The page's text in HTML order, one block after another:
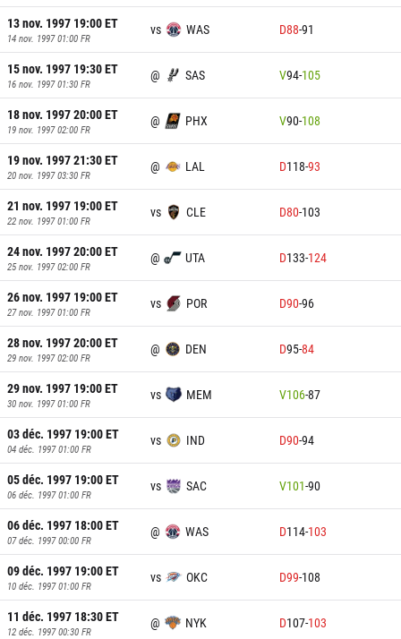
13 nov. 1997 19:00ET
14 nov. 1997 01:00 FR
vs WAS D88-91
15 nov. 1997 19:30ET
16 nov. 1997 01:30 FR
@ SAS V94-105
18 nov. 1997 20:00ET
19 nov. 1997 02:00 FR
@ PHX V90-108
19 nov. 1997 21:30ET
20 nov. 1997 03:30 FR
@ LAL D118-93
21 nov. 1997 19:00ET
22 nov. 1997 01:00 FR
vs CLE D80-103
24 nov. 1997 20:00ET
25 nov. 1997 02:00 FR
@ UTA D133-124
26 nov. 1997 19:00ET
27 nov. 1997 01:00 FR
vs POR D90-96
28 nov. 1997 20:00ET
29 nov. 1997 02:00 FR
@ DEN D95-84
29 nov. 1997 19:00ET
30 nov. 1997 01:00 FR
vs MEM V106-87
03 déc. 1997 19:00ET
04 déc. 1997 01:00 FR
vs IND D90-94
05 déc. 1997 19:00ET
06 déc. 1997 01:00 FR
vs SAC V101-90
06 déc. 1997 18:00ET
07 déc. 1997 00:00 FR
@ WAS D114-103
09 déc. 1997 19:00ET
10 déc. 1997 01:00 FR
vs OKC D99-108
11 déc. 1997 18:30ET
12 déc. 1997 00:30 FR
@ NYK D107-103